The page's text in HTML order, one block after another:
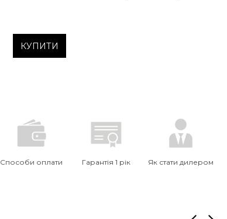
КУПИТИ
Способи оплати Гарантія 1 рік Як стати дилером